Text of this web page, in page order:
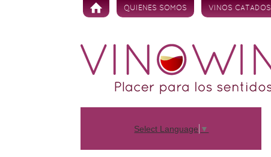
Skip to content
QUIENES SOMOS VINOS CATADOS
Select Language ▼